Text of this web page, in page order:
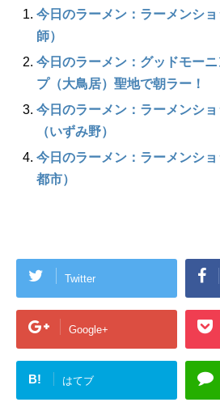
今日のラーメン：ラーメンシ
師）
今日のラーメン：グッドモー
プ（大鳥居）聖地で朝ラー！
今日のラーメン：ラーメンシ
（いずみ野）
今日のラーメン：ラーメンシ
都市）
Twitter
Google+
B! はてブ